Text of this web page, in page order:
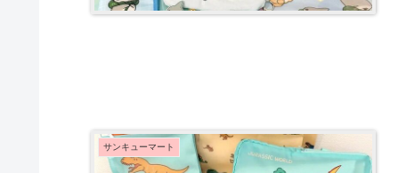
サンキューマート